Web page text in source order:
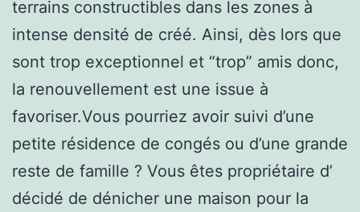
terrains constructibles dans les zones à
intense densité de créé. Ainsi, dès lors que
sont trop exceptionnel et “trop” amis donc,
la renouvellement est une issue à
favoriser.Vous pourriez avoir suivi d’une
petite résidence de congés ou d’une grande
reste de famille ? Vous êtes propriétaire d’
décidé de dénicher une maison pour la